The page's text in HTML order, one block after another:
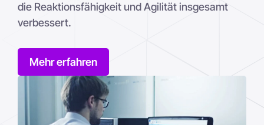
die Reaktionsfähigkeit und Agilität insgesamt
verbessert.
Mehr erfahren